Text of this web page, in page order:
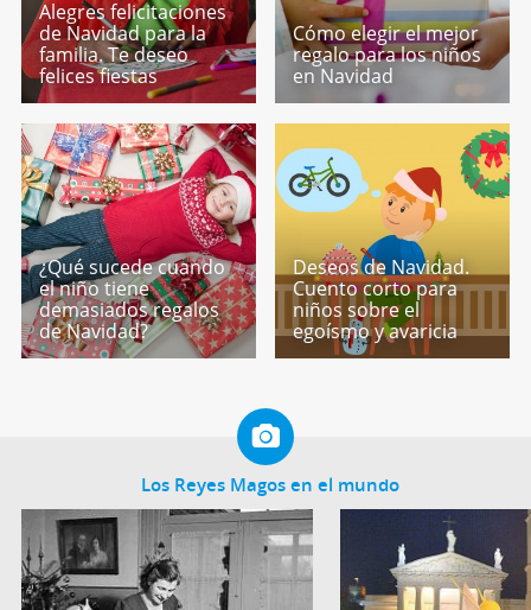
Alegres felicitaciones
de Navidad para la
familia. Te deseo
felices fiestas
Cómo elegir el mejor
regalo para los niños
en Navidad
¿Qué sucede cuando
el niño tiene
demasiados regalos
de Navidad?
Deseos de Navidad.
Cuento corto para
niños sobre el
egoísmo y avaricia
Los Reyes Magos en el mundo